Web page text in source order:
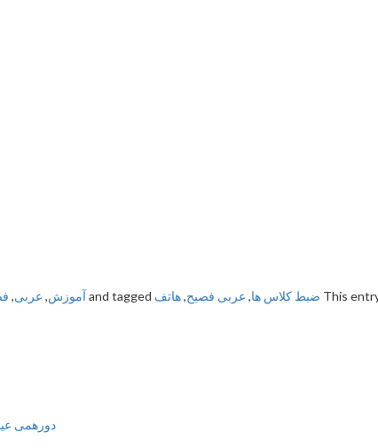
This ضبط کلاس ها, عربی فصیح,هاتف آموزش, عربی,
دورهمی عیدانه-